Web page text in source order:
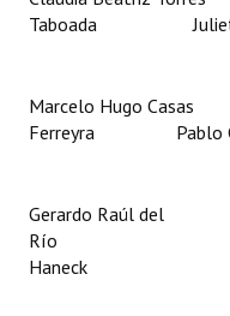
Taboada Julieta
Marcelo Hugo
Ferreyra Pablo
Gerardo Raúl del
Río
Haneck